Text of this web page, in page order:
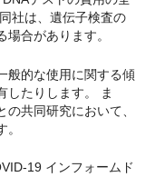
社は、遺伝子検査の
合があります。
般的な使用に関する傾
したりします。 ま
共同研究において、
19 インフォームド